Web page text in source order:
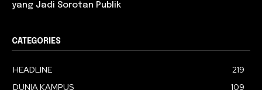
yang Jadi Sorotan Publik
CATEGORIES
HEADLINE
219
DUNIA KAMPUS
109